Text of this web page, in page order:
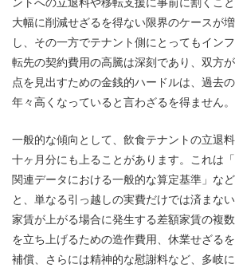
ントへの立退料や移転支援に事前に割くこ
大幅に削減せざるを得ない限界のケースが
し、その一方でテナント側にとってもイン
転先の契約費用の高騰は深刻であり、双方
点を見出すための金銭的ハードルは、過去
年々高くなっていると言わざるを得ません。
一般的な傾向として、飲食テナントの立退
十ヶ月分にも上ることがあります。これは
関連データにおける一般的な算定基準」な
と、単なる引っ越しの実費だけでは済まな
家賃が上がる場合に発生する差額家賃の複
を立ち上げるための造作費用、休業せざる
補償、さらには精神的な慰謝料など、多岐